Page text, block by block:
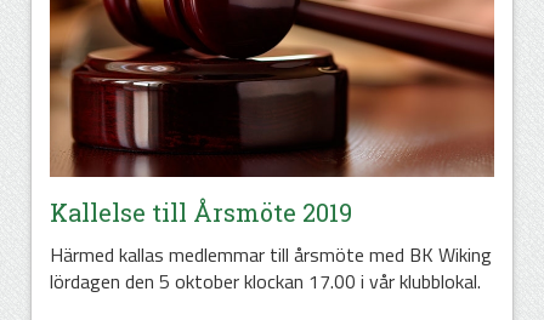
Kallelse till Årsmöte 2019
Härmed kallas medlemmar till årsmöte med BK Wiking
lördagen den 5 oktober klockan 17.00 i vår klubblokal.